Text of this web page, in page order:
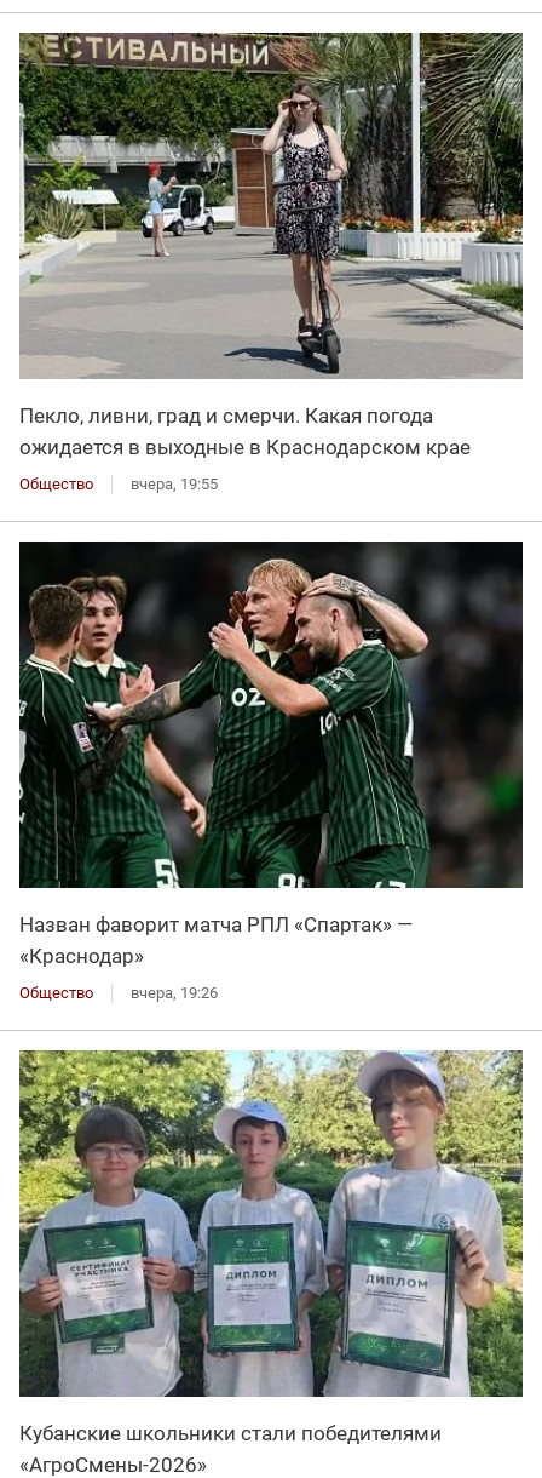
Пекло, ливни, град и смерчи. Какая погода
ожидается в выходные в Краснодарском крае
Общество вчера, 19:55
Назван фаворит матча РПЛ «Спартак» —
«Краснодар»
Общество вчера, 19:26
Кубанские школьники стали победителями
«АгроСмены-2026»